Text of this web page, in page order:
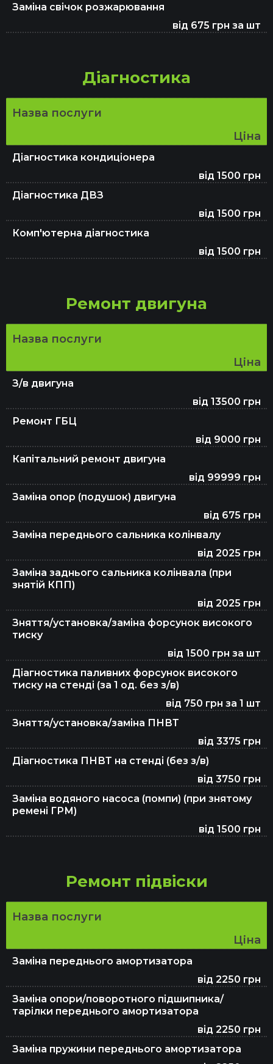
Проточка гальмівних дисків
Ремонт електрики
Регулювання розвал-сходження
Діагностика та ремонт кермової рейки
Ремонт генераторів
Ремонт ходової
Ремонт кардана
Заправка автокондиціонерів
Ремонт та заміна ременя ГРМ
Перевірка авто перед покупкою
Заміна ГРМ
Заміна паливного фільтра
Заміна повітряного фільтра
Заміна гальмівної рідини
Заміна зчеплення DSG 7
Регулювання клапанів
Заміна мастила в редукторі
Заміна свічок розжарювання
від 675 грн за шт
Діагностика
Назва послуги
Ціна
Діагностика кондиціонера
від 1500 грн
Діагностика ДВЗ
від 1500 грн
Комп'ютерна діагностика
від 1500 грн
Ремонт двигуна
Назва послуги
Ціна
З/в двигуна
від 13500 грн
Ремонт ГБЦ
від 9000 грн
Капітальний ремонт двигуна
від 99999 грн
Заміна опор (подушок) двигуна
від 675 грн
Заміна переднього сальника колінвалу
від 2025 грн
Заміна заднього сальника колінвала (при
знятій КПП)
від 2025 грн
Зняття/установка/заміна форсунок високого
тиску
від 1500 грн за шт
Діагностика паливних форсунок високого
тиску на стенді (за 1 од. без з/в)
від 750 грн за 1 шт
Зняття/установка/заміна ПНВТ
від 3375 грн
Діагностика ПНВТ на стенді (без з/в)
від 3750 грн
Заміна водяного насоса (помпи) (при знятому
ремені ГРМ)
від 1500 грн
Ремонт підвіски
Назва послуги
Ціна
Заміна переднього амортизатора
від 2250 грн
Заміна опори/поворотного підшипника/
тарілки переднього амортизатора
від 2250 грн
Заміна пружини переднього амортизатора